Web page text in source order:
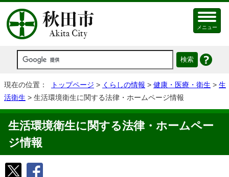
メニュー
現在の位置： トップページ > くらしの情報 > 健康・医療・衛生 > 生
活衛生 > 生活環境衛生に関する法律・ホームページ情報
生活環境衛生に関する法律・ホームペー
ジ情報